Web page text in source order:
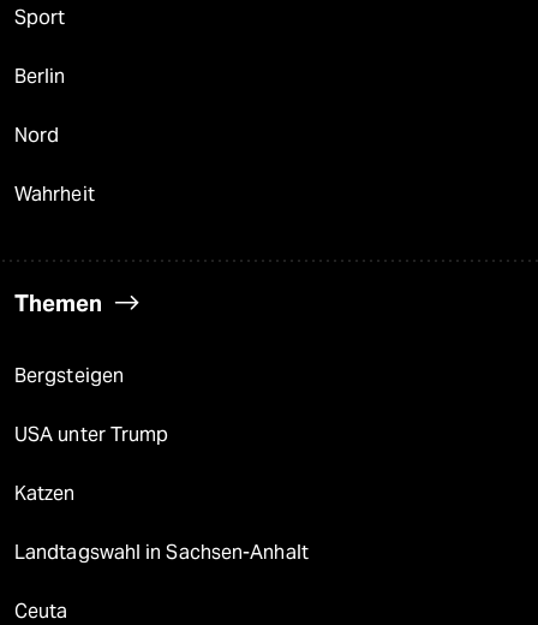
Sport
Berlin
Nord
Wahrheit
Themen
Bergsteigen
USA unter Trump
Katzen
Landtagswahl in Sachsen-Anhalt
Ceuta